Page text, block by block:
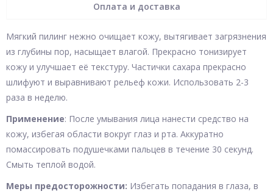
Оплата и доставка
Мягкий пилинг нежно очищает кожу, вытягивает загрязнения
из глубины пор, насыщает влагой. Прекрасно тонизирует
кожу и улучшает её текстуру. Частички сахара прекрасно
шлифуют и выравнивают рельеф кожи. Использовать 2-3
раза в неделю.
Применение: После умывания лица нанести средство на
кожу, избегая области вокруг глаз и рта. Аккуратно
помассировать подушечками пальцев в течение 30 секунд.
Смыть теплой водой.
Меры предосторожности: Избегать попадания в глаза, в